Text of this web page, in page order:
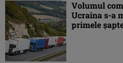
Volumul
Ucraina s-a
primele